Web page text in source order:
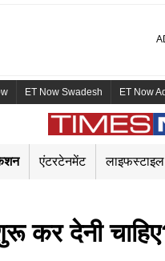
ET Now Swadesh ET Now
एंटरटेनमेंट लाइफस्टाइल
कर देनी